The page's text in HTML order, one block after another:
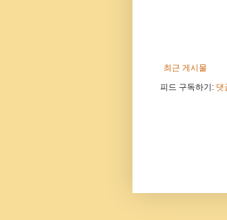
최근 게시물
피드 구독하기: 댓